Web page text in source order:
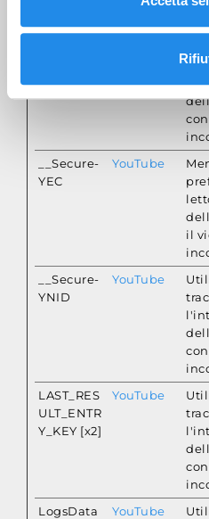
TOKEN
__Secure-
YEC
YouTube
il
__Secure-
YNID
YouTube
LAST_RES
ULT_ENTR
Y_KEY [x2]
YouTube
LogsData
YouTube